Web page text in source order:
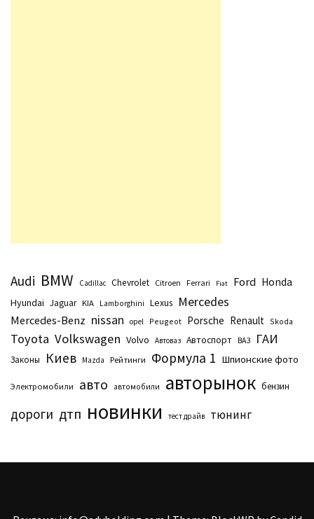
Audi BMW Cadillac Chevrolet Citroen Ferrari Fiat Ford Honda
Hyundai Jaguar KIA Lamborghini Lexus Mercedes
Mercedes-Benz nissan opel Peugeot Porsche Renault Skoda
Toyota Volkswagen Volvo Автоваз Автоспорт ВАЗ ГАИ
Законы Киев Маzda Рейтинги Формула 1 Шпионские фото
Электромобили авто автомобили авторынок бензин
дороги дтп новинки тест драйв тюнинг